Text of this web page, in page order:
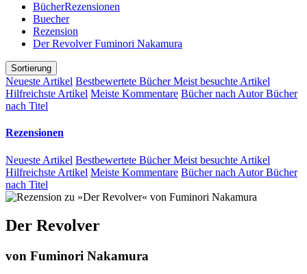
BücherRezensionen
Buecher
Rezension
Der Revolver Fuminori Nakamura
Sortierung
Neueste Artikel Bestbewertete BücherMeist besuchte Artikel
Hilfreichste Artikel Meiste Kommentare Bücher nach AutorBücher
nach Titel
Rezensionen
Neueste Artikel Bestbewertete BücherMeist besuchte Artikel
Hilfreichste Artikel Meiste Kommentare Bücher nach AutorBücher
nach Titel
Der Revolver
von Fuminori Nakamura